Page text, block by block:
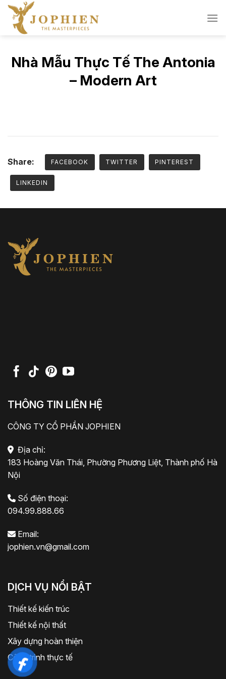
Skip
content
Nhà Mẫu Thực Tế The Antonia
– Modern Art
Share: FACEBOOK TWITTER PINTEREST
LINKEDIN
THÔNG TIN LIÊN HỆ
CÔNG TY CỔ PHẦN JOPHIEN
Địa chỉ:
183 Hoàng Văn Thái, Phường Phương Liệt, Thành phố Hà
Nội
Số điện thoại:
094.99.888.66
Email:
jophien.vn@gmail.com
DỊCH VỤ NỔI BẬT
Thiết kế kiến trúc
Thiết kế nội thất
Xây dựng hoàn thiện
Công trình thực tế